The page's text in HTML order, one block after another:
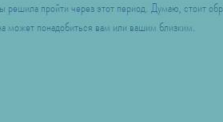
решила пройти через этот период. Думаю, стоит
может понадобиться вам или вашим близким.